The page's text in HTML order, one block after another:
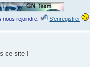
nous rejoindre. S'enregistrer
ce site !